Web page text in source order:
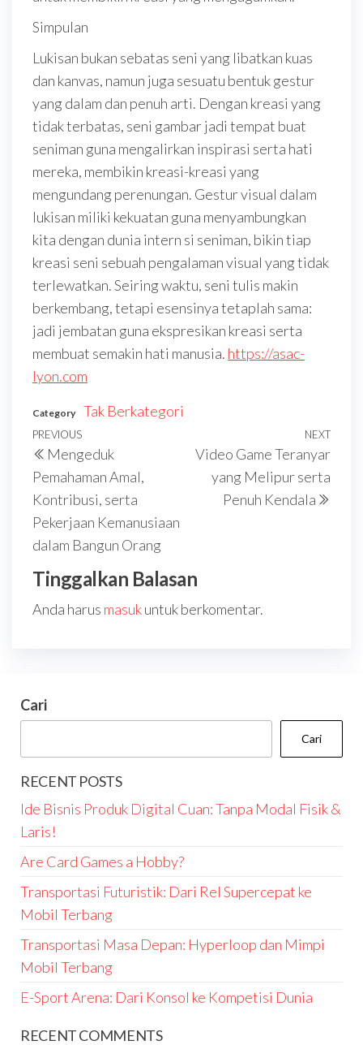
Simpulan
Lukisan bukan sebatas seni yang libatkan kuas
dan kanvas, namun juga sesuatu bentuk gestur
yang dalam dan penuh arti. Dengan kreasi yang
tidak terbatas, seni gambar jadi tempat buat
seniman guna mengalirkan inspirasi serta hati
mereka, membikin kreasi-kreasi yang
mengundang perenungan. Gestur visual dalam
lukisan miliki kekuatan guna menyambungkan
kita dengan dunia intern si seniman, bikin tiap
kreasi seni sebuah pengalaman visual yang tidak
terlewatkan. Seiring waktu, seni tulis makin
berkembang, tetapi esensinya tetaplah sama:
jadi jembatan guna ekspresikan kreasi serta
membuat semakin hati manusia. https://asac-
lyon.com
Category Tak Berkategori
Navigasi
pos
Previous
Post
PREVIOUS
Mengeduk
Pemahaman Amal,
Kontribusi, serta
Pekerjaan Kemanusiaan
dalam Bangun Orang
Next
NEXT
Video Game Teranyar
yang Melipur serta
Penuh Kendala
Tinggalkan Balasan
Anda harus masukuntuk berkomentar.
Cari
Cari
RECENT POSTS
Ide Bisnis Produk Digital Cuan: Tanpa Modal Fisik &
Laris!
Are Card Games a Hobby?
Transportasi Futuristik: Dari Rel Supercepat ke
Mobil Terbang
Transportasi Masa Depan: Hyperloop dan Mimpi
Mobil Terbang
E-Sport Arena: Dari Konsol ke Kompetisi Dunia
RECENT COMMENTS